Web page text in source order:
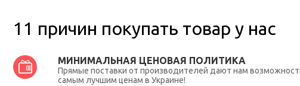
11 причин покупать товар у нас
МИНИМАЛЬНАЯ ЦЕНОВАЯ ПОЛИТИКА
Прямые поставки от производителей дают нам
самым лучшим ценам в Украине!